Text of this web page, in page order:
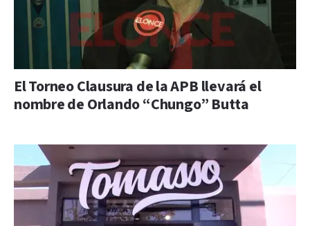
El Torneo Clausura de la APB llevará el
nombre de Orlando “Chungo” Butta